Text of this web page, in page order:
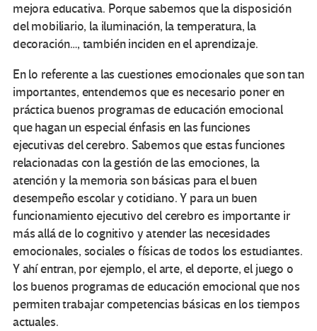
mejora educativa. Porque sabemos que la disposición
del mobiliario, la iluminación, la temperatura, la
decoración…, también inciden en el aprendizaje.
En lo referente a las cuestiones emocionales que son tan
importantes, entendemos que es necesario poner en
práctica buenos programas de educación emocional
que hagan un especial énfasis en las funciones
ejecutivas del cerebro. Sabemos que estas funciones
relacionadas con la gestión de las emociones, la
atención y la memoria son básicas para el buen
desempeño escolar y cotidiano. Y para un buen
funcionamiento ejecutivo del cerebro es importante ir
más allá de lo cognitivo y atender las necesidades
emocionales, sociales o físicas de todos los estudiantes.
Y ahí entran, por ejemplo, el arte, el deporte, el juego o
los buenos programas de educación emocional que nos
permiten trabajar competencias básicas en los tiempos
actuales.